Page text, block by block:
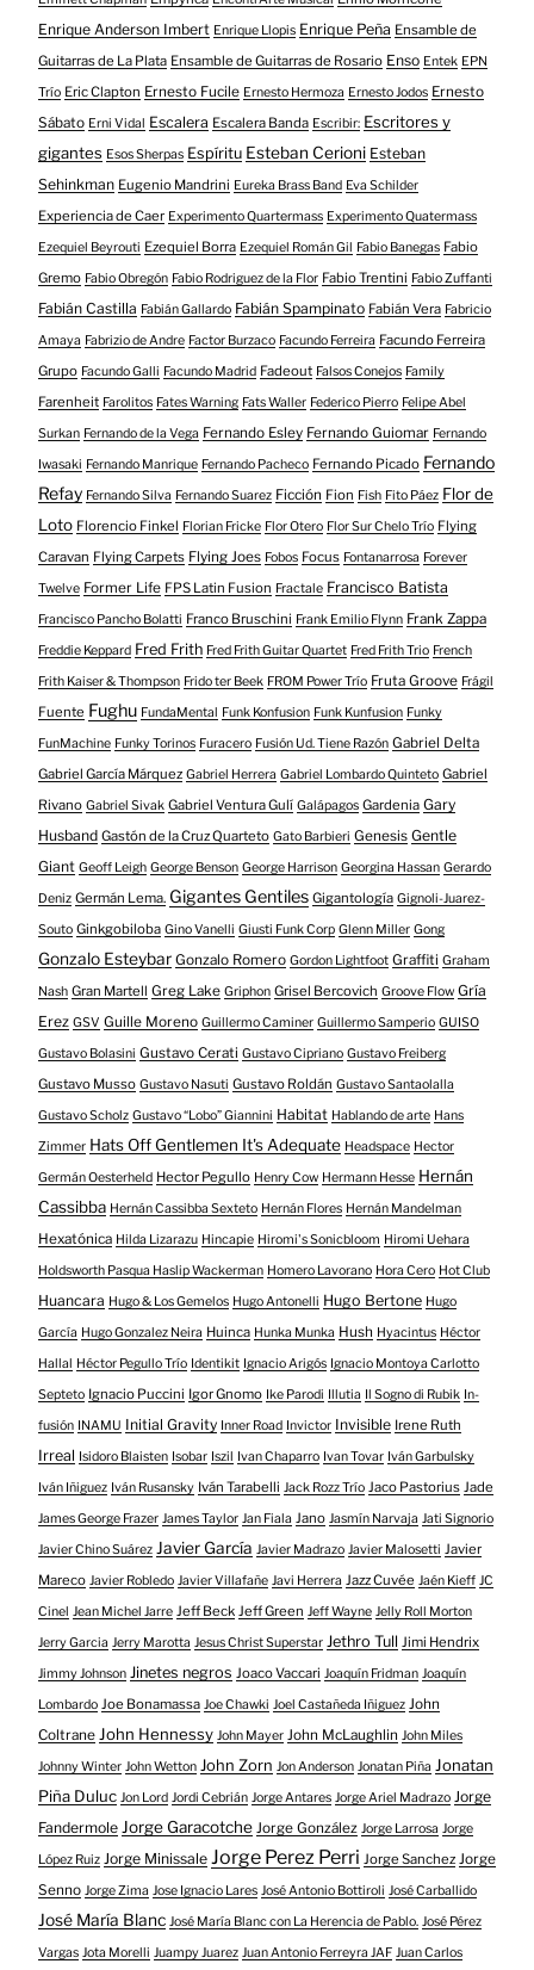
Enrique Anderson Imbert Enrique Llopis Enrique Peña Ensamble de
Guitarras de La Plata Ensamble de Guitarras de Rosario Enso Entek EPN
Trío Eric Clapton Ernesto Fucile Ernesto Hermoza Ernesto Jodos Ernesto
Sábato Erni Vidal Escalera Escalera Banda Escribir: Escritores y
gigantes Esos Sherpas Espíritu Esteban Cerioni Esteban
Sehinkman Eugenio Mandrini Eureka Brass Band Eva Schilder
Experiencia de Caer Experimento Quartermass Experimento Quatermass
Ezequiel Beyrouti Ezequiel Borra Ezequiel Román Gil Fabio Banegas Fabio
Gremo Fabio Obregón Fabio Rodriguez de la Flor Fabio Trentini Fabio Zuffanti
Fabián Castilla Fabián Gallardo Fabián Spampinato Fabián Vera Fabricio
Amaya Fabrizio de Andre Factor Burzaco Facundo Ferreira Facundo Ferreira
Grupo Facundo Galli Facundo Madrid Fadeout Falsos Conejos Family
Farenheit Farolitos Fates Warning Fats Waller Federico Pierro Felipe Abel
Surkan Fernando de la Vega Fernando Esley Fernando Guiomar Fernando
Iwasaki Fernando Manrique Fernando Pacheco Fernando Picado Fernando
Refay Fernando Silva Fernando Suarez Ficción Fion Fish Fito Páez Flor de
Loto Florencio Finkel Florian Fricke Flor Otero Flor Sur Chelo Trío Flying
Caravan Flying Carpets Flying Joes Fobos Focus Fontanarrosa Forever
Twelve Former Life FPS Latin Fusion Fractale Francisco Batista
Francisco Pancho Bolatti Franco Bruschini Frank Emilio Flynn Frank Zappa
Freddie Keppard Fred Frith Fred Frith Guitar Quartet Fred Frith Trio French
Frith Kaiser & Thompson Frido ter Beek FROM Power Trío Fruta Groove Frágil
Fuente Fughu FundaMental Funk Konfusion Funk Kunfusion Funky
FunMachine Funky Torinos Furacero Fusión Ud. Tiene Razón Gabriel Delta
Gabriel García Márquez Gabriel Herrera Gabriel Lombardo Quinteto Gabriel
Rivano Gabriel Sivak Gabriel Ventura Gulí Galápagos Gardenia Gary
Husband Gastón de la Cruz Quarteto Gato Barbieri Genesis Gentle
Giant Geoff Leigh George Benson George Harrison Georgina Hassan Gerardo
Deniz Germán Lema. Gigantes Gentiles Gigantología Gignoli-Juarez-
Souto Ginkgobiloba Gino Vanelli Giusti Funk Corp Glenn Miller Gong
Gonzalo Esteybar Gonzalo Romero Gordon Lightfoot Graffiti Graham
Nash Gran Martell Greg Lake Griphon Grisel Bercovich Groove Flow Gría
Erez GSV Guille Moreno Guillermo Caminer Guillermo Samperio GUISO
Gustavo Bolasini Gustavo Cerati Gustavo Cipriano Gustavo Freiberg
Gustavo Musso Gustavo Nasuti Gustavo Roldán Gustavo Santaolalla
Gustavo Scholz Gustavo “Lobo” Giannini Habitat Hablando de arte Hans
Zimmer Hats Off Gentlemen It's Adequate Headspace Hector
Germán Oesterheld Hector Pegullo Henry Cow Hermann Hesse Hernán
Cassibba Hernán Cassibba Sexteto Hernán Flores Hernán Mandelman
Hexatónica Hilda Lizarazu Hincapie Hiromi's Sonicbloom Hiromi Uehara
Holdsworth Pasqua Haslip Wackerman Homero Lavorano Hora Cero Hot Club
Huancara Hugo & Los Gemelos Hugo Antonelli Hugo Bertone Hugo
García Hugo Gonzalez Neira Huinca Hunka Munka Hush Hyacintus Héctor
Hallal Héctor Pegullo Trío Identikit Ignacio Arigós Ignacio Montoya Carlotto
Septeto Ignacio Puccini Igor Gnomo Ike Parodi Illutia Il Sogno di Rubik In-
fusión INAMU Initial Gravity Inner Road Invictor Invisible Irene Ruth
Irreal Isidoro Blaisten Isobar Iszil Ivan Chaparro Ivan Tovar Iván Garbulsky
Iván Iñiguez Iván Rusansky Iván Tarabelli Jack Rozz Trío Jaco Pastorius Jade
James George Frazer James Taylor Jan Fiala Jano Jasmín Narvaja Jati Signorio
Javier Chino Suárez Javier García Javier Madrazo Javier Malosetti Javier
Mareco Javier Robledo Javier Villafañe Javi Herrera Jazz Cuvée Jaén Kieff JC
Cinel Jean Michel Jarre Jeff Beck Jeff Green Jeff Wayne Jelly Roll Morton
Jerry Garcia Jerry Marotta Jesus Christ Superstar Jethro Tull Jimi Hendrix
Jimmy Johnson Jinetes negros Joaco Vaccari Joaquín Fridman Joaquín
Lombardo Joe Bonamassa Joe Chawki Joel Castañeda Iñiguez John
Coltrane John Hennessy John Mayer John McLaughlin John Miles
Johnny Winter John Wetton John Zorn Jon Anderson Jonatan Piña Jonatan
Piña Duluc Jon Lord Jordi Cebrián Jorge Antares Jorge Ariel Madrazo Jorge
Fandermole Jorge Garacotche Jorge González Jorge Larrosa Jorge
López Ruiz Jorge Minissale Jorge Perez Perri Jorge Sanchez Jorge
Senno Jorge Zima Jose Ignacio Lares José Antonio Bottiroli José Carballido
José María Blanc José María Blanc con La Herencia de Pablo. José Pérez
Vargas Jota Morelli Juampy Juarez Juan Antonio Ferreyra JAF Juan Carlos